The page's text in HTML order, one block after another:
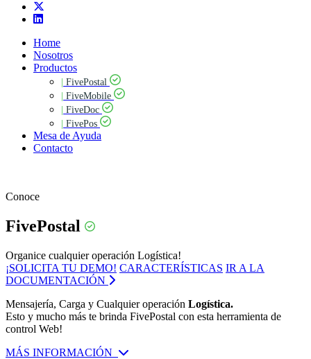
Home
Nosotros
Productos
| FivePostal
| FiveMobile
| FiveDoc
| FivePos
Mesa de Ayuda
Contacto
Conoce
FivePostal
Organice cualquier operación Logística!
¡SOLICITA TU DEMO! CARACTERÍSTICAS IR A LA
DOCUMENTACIÓN
Mensajería, Carga y Cualquier operación Logística.
Esto y mucho más te brinda FivePostal con esta herramienta de
control Web!
MÁS INFORMACIÓN